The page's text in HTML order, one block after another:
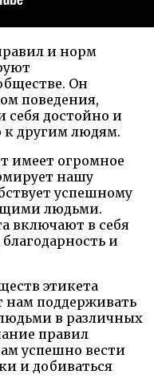
и норм
Он
поведения,
себя достойно и
другим людям.
имеет огромное
нашу
успешному
людьми.
включают в себя
и
этикета
нам поддерживать
в различных
правил
успешно вести
и добиваться